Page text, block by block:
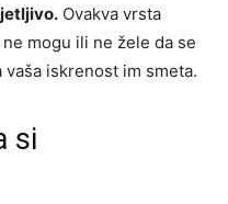
Ovakva vrsta
mogu ili ne žele da se
iskrenost im smeta.
si